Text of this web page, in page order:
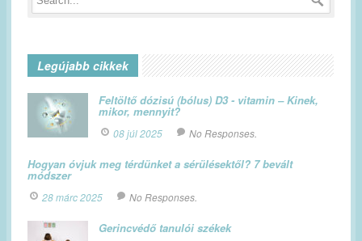
Legújabb cikkek
Feltöltő dózisú (bólus) D3 - vitamin – Kinek,
mikor, mennyit?
08 júl 2025 No Responses.
Hogyan óvjuk meg térdünket a sérülésektől? 7 bevált
módszer
28 márc 2025 No Responses.
Gerincvédő tanulói székek